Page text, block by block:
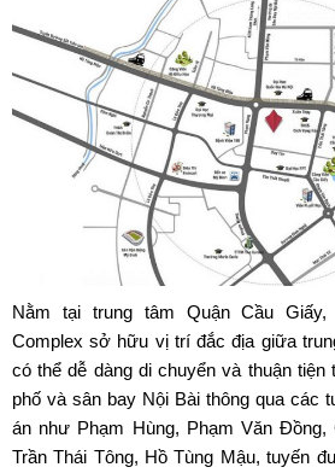
Nằm tại trung tâm Quận Cầu
Complex sở hữu vị trí đắc địa giữa
có thể dễ dàng di chuyển và thuận tiện
phố và sân bay Nội Bài thông qua các
án như Phạm Hùng, Phạm Văn Đồng,
Trần Thái Tông, Hồ Tùng Mậu, tuyến